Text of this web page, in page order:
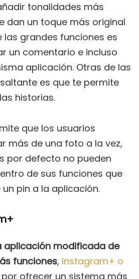
tonalidades más
dan un toque más original
las grandes funciones es
un comentario e incluso
aplicación. Otras de las
es que te permite
historias.
que los usuarios
más de una foto a la vez,
por defecto no pueden
de sus funciones que
pin a la aplicación.
aplicación modificada de
funciones, Instagram+ o
ofrecer un sistema más